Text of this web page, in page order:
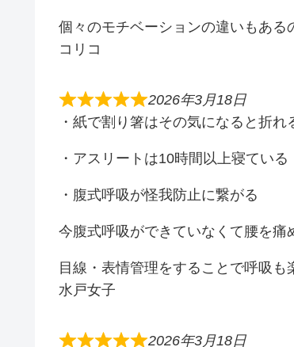
個々のモチベーションの違いもある
コリコ
2026年3月18日
・紙で割り箸はその気になると折れ
・アスリートは10時間以上寝ている
・腹式呼吸が怪我防止に繋がる
今腹式呼吸ができていなくて腰を痛
目線・表情管理をすることで呼吸も
水戸女子
2026年3月18日